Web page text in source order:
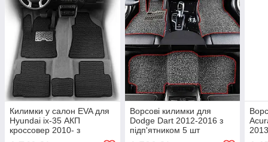
Килимки у салон EVA для
Hyundai ix-35 АКП
кроссовер 2010- з
Ворсові килимки для
Dodge Dart 2012-2016 з
підп'ятником 5 шт